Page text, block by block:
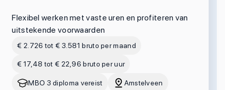
Flexibel werken met vaste uren en profiteren van
uitstekende voorwaarden
€ 2.726 tot € 3.581 bruto per maand
€ 17,48 tot € 22,96 bruto per uur
MBO 3 diploma vereist Amstelveen